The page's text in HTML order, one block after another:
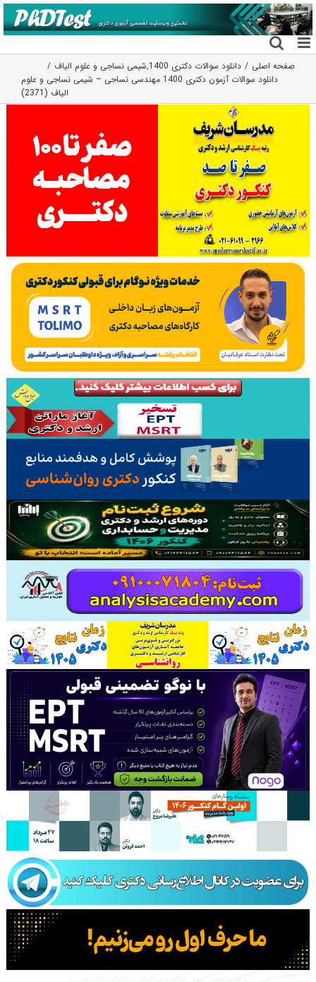
رفتن
به
محتوا
صفحه اصلی دانلود سوالات دکتری 1400 ,شیمی نساجی و علوم الیاف
دانلود سوالات آزمون دکتری 1400 مهندسی نساجی – شیمی نساجی و علوم
الیاف (2371)